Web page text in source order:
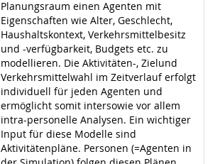
Planungsraum einen Agenten mit
Eigenschaften wie Alter, Geschlecht,
Haushaltskontext, Verkehrsmittelbesitz
und -verfügbarkeit, Budgets etc. zu
modellieren. Die Aktivitäten-, Zielund
Verkehrsmittelwahl im Zeitverlauf erfolgt
individuell für jeden Agenten und
ermöglicht somit intersowie vor allem
intra-personelle Analysen. Ein wichtiger
Input für diese Modelle sind
Aktivitätenpläne. Personen (=Agenten in